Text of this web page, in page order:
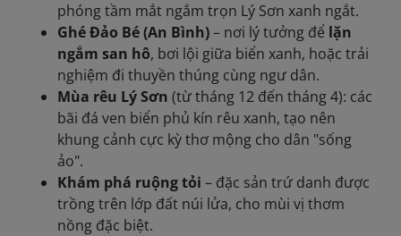
phóng tầm mắt ngắm trọn Lý Sơn xanh ngắt.
Ghé Đảo Bé (An Bình)– nơi lý tưởng để lặn
ngắm san hô, bơi lội giữa biển xanh, hoặc trải
nghiệm đi thuyền thúng cùng ngư dân.
Mùa rêu Lý Sơn (từ tháng 12 đến tháng 4): các
bãi đá ven biển phủ kín rêu xanh, tạo nên
khung cảnh cực kỳ thơ mộng cho dân "sống
ảo".
Khám phá ruộng tỏi – đặc sản trứ danh được
trồng trên lớp đất núi lửa, cho mùi vị thơm
nồng đặc biệt.